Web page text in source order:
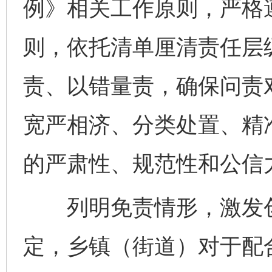
例》相关工作原则，严格
则，依托清单厘清责任
责、以错量责，确保问
宽严相济、分类处置、
的严肃性、规范性和公信
列明免责情形，激发
定，乡镇（街道）对于